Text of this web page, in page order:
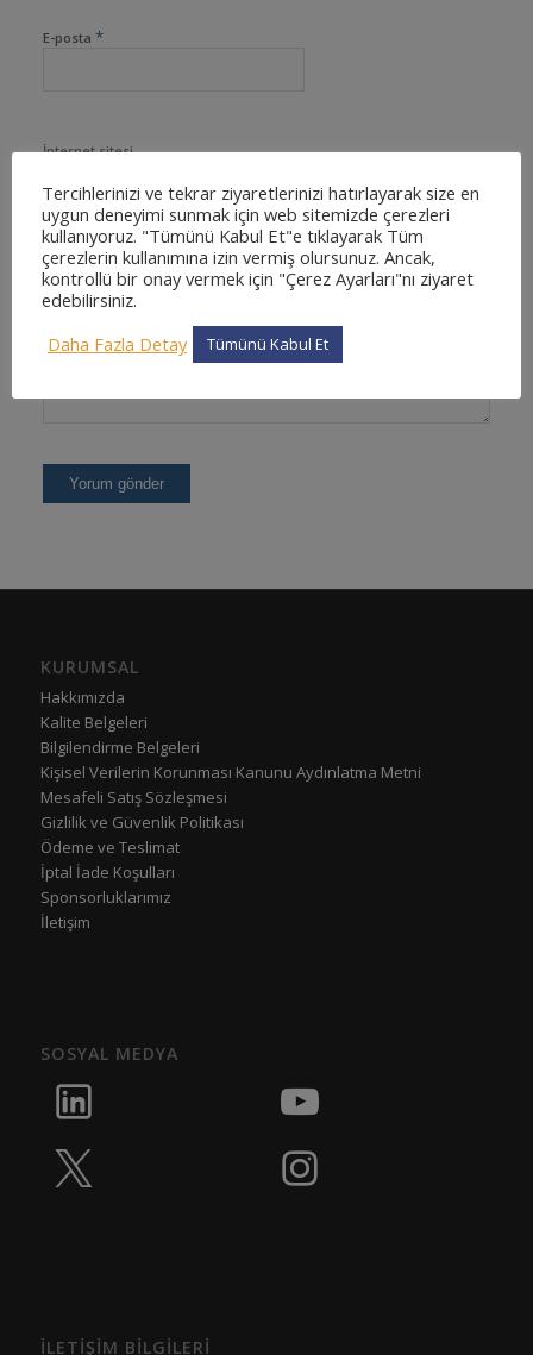
E-posta *
İnternet sitesi
KURUMSAL
Hakkımızda
Kalite Belgeleri
Bilgilendirme Belgeleri
Kişisel Verilerin Korunması Kanunu Aydınlatma Metni
Mesafeli Satış Sözleşmesi
Gizlilik ve Güvenlik Politikası
Ödeme ve Teslimat
İptal İade Koşulları
Sponsorluklarımız
İletişim
SOSYAL MEDYA
İLETİŞİM BİLGİLERİ
Tercihlerinizi ve tekrar ziyaretlerinizi hatırlayarak size en
uygun deneyimi sunmak için web sitemizde çerezleri
kullanıyoruz. "Tümünü Kabul Et"e tıklayarak Tüm
çerezlerin kullanımına izin vermiş olursunuz. Ancak,
kontrollü bir onay vermek için "Çerez Ayarları"nı ziyaret
edebilirsiniz.
Daha Fazla Detay
Tümünü Kabul Et